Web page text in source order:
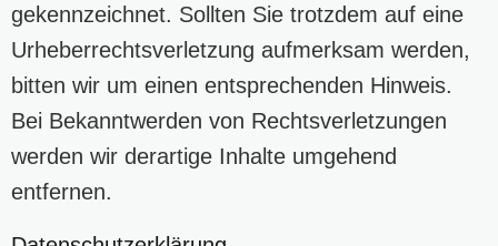
gekennzeichnet. Sollten Sie trotzdem auf eine
Urheberrechtsverletzung aufmerksam werden,
bitten wir um einen entsprechenden Hinweis.
Bei Bekanntwerden von Rechtsverletzungen
werden wir derartige Inhalte umgehend
entfernen.